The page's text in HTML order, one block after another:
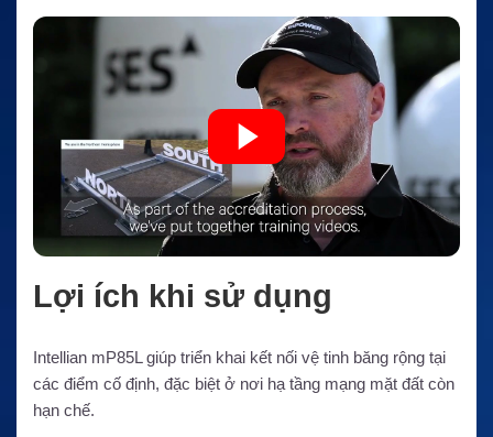
Lợi ích khi sử dụng
Intellian mP85L giúp triển khai kết nối vệ tinh băng rộng tại
các điểm cố định, đặc biệt ở nơi hạ tầng mạng mặt đất còn
hạn chế.